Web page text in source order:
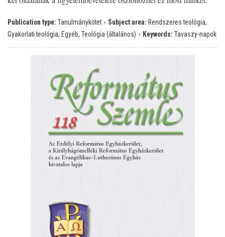
Publication type: Tanulmánykötet › Subject area: Rendszeres teológia,
Gyakorlati teológia, Egyéb, Teológia (általános) › Keywords: Tavaszy-napok